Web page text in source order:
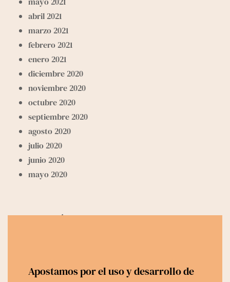
abril 2021
marzo 2021
febrero 2021
enero 2021
diciembre 2020
noviembre 2020
octubre 2020
septiembre 2020
agosto 2020
julio 2020
junio 2020
mayo 2020
Categorías
Devocionales
Apostamos por el uso y desarrollo de